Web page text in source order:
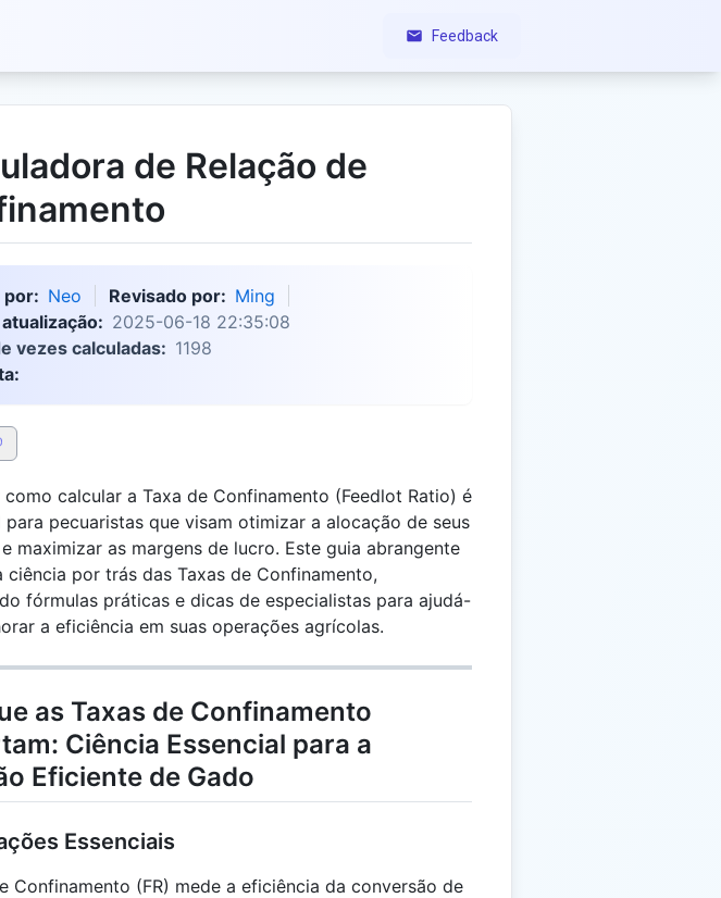
Feedback
de Relação de
por: Neo Revisado por: Ming
2025-06-18 22:35:08
vezes calculadas: 1198
como calcular a Taxa de Confinamento (Feedlot Ratio) é
para pecuaristas que visam otimizar a alocação de seus
maximizar as margens de lucro. Este guia abrangente
ciência por trás das Taxas de Confinamento,
fórmulas práticas e dicas de especialistas para ajudá-
a eficiência em suas operações agrícolas.
as Taxas de Confinamento
Ciência Essencial para a
Eficiente de Gado
Essenciais
Confinamento (FR) mede a eficiência da conversão de